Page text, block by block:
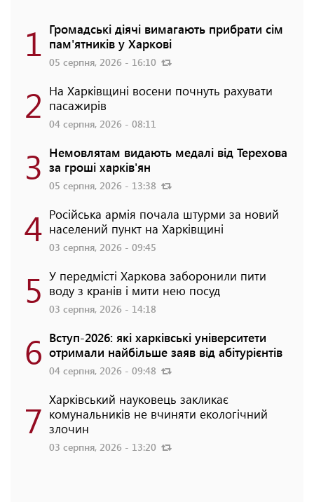
1 Громадські діячі вимагають прибрати сім
пам'ятників у Харкові
05 серпня, 2026 - 16:10
2 На Харківщині восени почнуть рахувати
пасажирів
04 серпня, 2026 - 08:11
3 Немовлятам видають медалі від Терехова
за гроші харків'ян
05 серпня, 2026 - 13:38
4 Російська армія почала штурми за новий
населений пункт на Харківщині
03 серпня, 2026 - 09:45
5 У передмісті Харкова заборонили пити
воду з кранів і мити нею посуд
03 серпня, 2026 - 14:18
6 Вступ-2026: які харківські університети
отримали найбільше заяв від абітурієнтів
04 серпня, 2026 - 09:48
7 Харківський науковець закликає
комунальників не вчиняти екологічний
злочин
03 серпня, 2026 - 13:20